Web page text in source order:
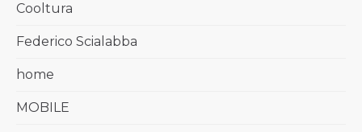
Cooltura
Federico Scialabba
home
MOBILE